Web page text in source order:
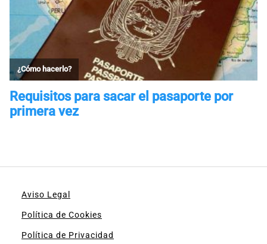
Aviso Legal
Política de Cookies
Política de Privacidad